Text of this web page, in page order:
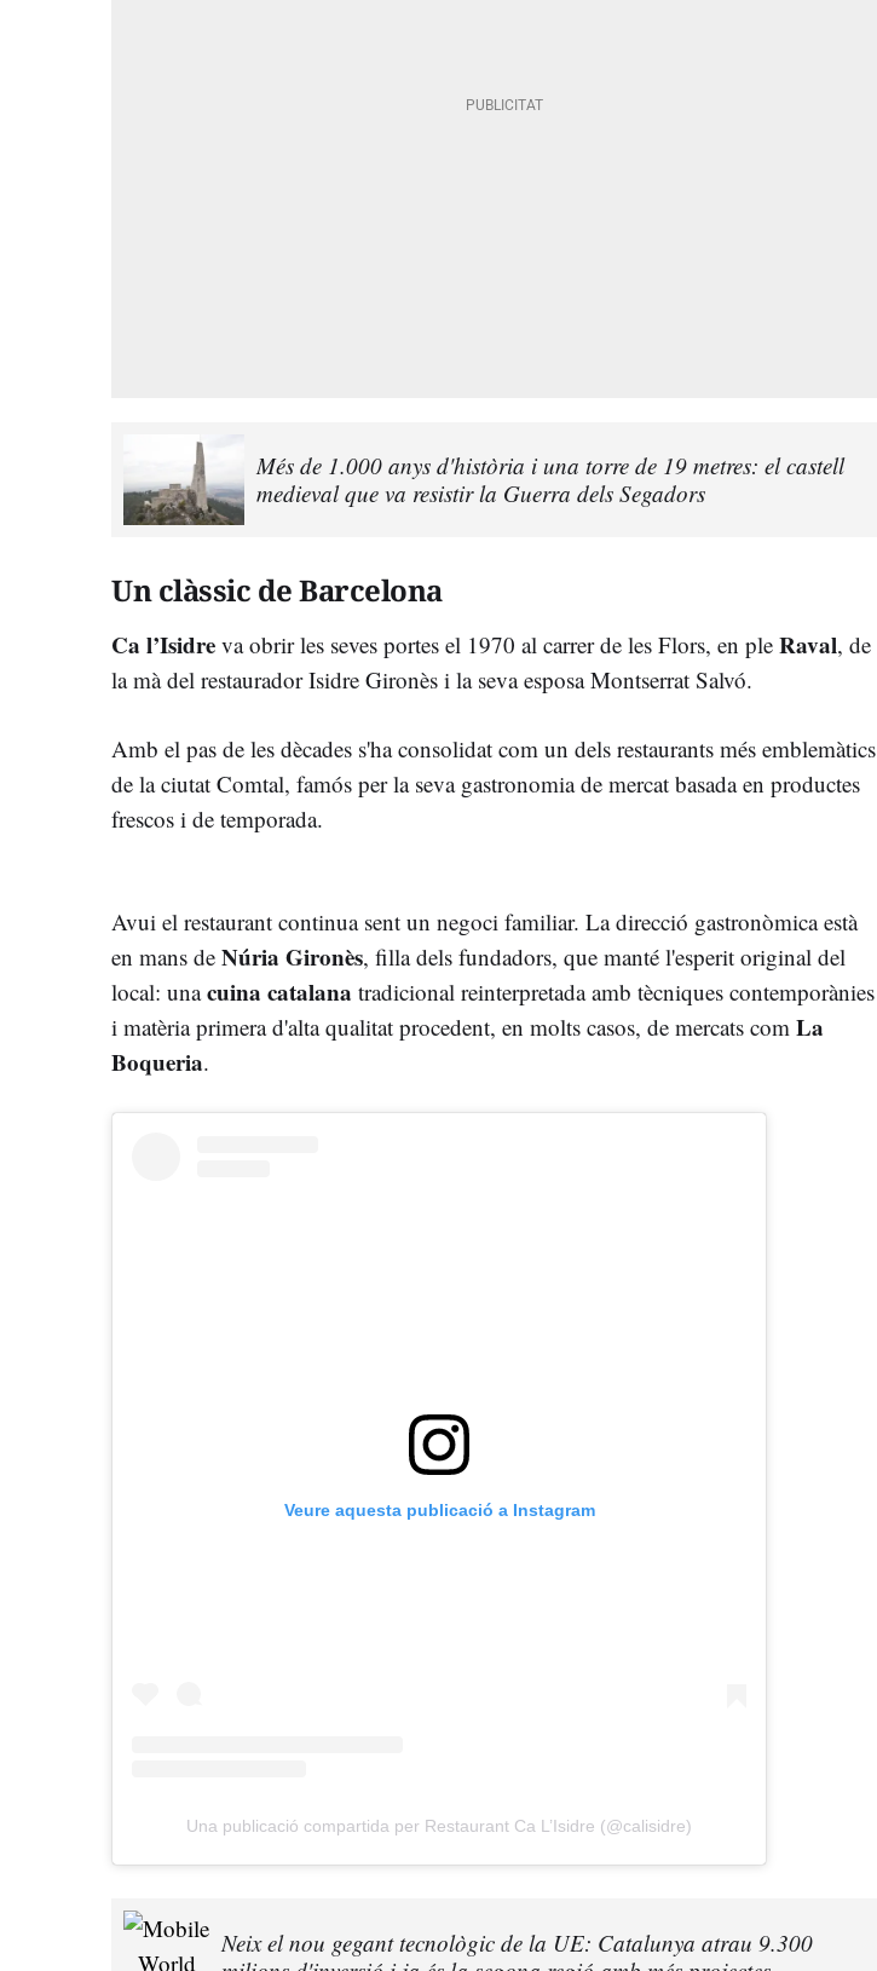
Més de 1.000 anys d'història i una torre de 19 metres: el castell
medieval que va resistir la Guerra dels Segadors
Un clàssic de Barcelona
Ca l’Isidre va obrir les seves portes el 1970 al carrer de les Flors, en ple Raval, de
la mà del restaurador Isidre Gironès i la seva esposa Montserrat Salvó.
Amb el pas de les dècades s'ha consolidat com un dels restaurants més emblemàtics
de la ciutat Comtal, famós per la seva gastronomia de mercat basada en productes
frescos i de temporada.
Avui el restaurant continua sent un negoci familiar. La direcció gastronòmica està
en mans de Núria Gironès, filla dels fundadors, que manté l'esperit original del
local: unacuina catalana tradicional reinterpretada amb tècniques contemporànies
i matèria primera d'alta qualitat procedent, en molts casos, de mercats com La
Boqueria.
Veure aquesta publicació a Instagram
Una publicació compartida per Restaurant Ca L’Isidre (@calisidre)
Neix el nou gegant tecnològic de la UE: Catalunya atrau 9.300